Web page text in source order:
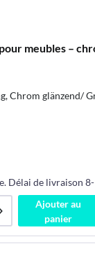
meubles –
Chrom glänzend/
Délai de livraison
Ajouter au
panier